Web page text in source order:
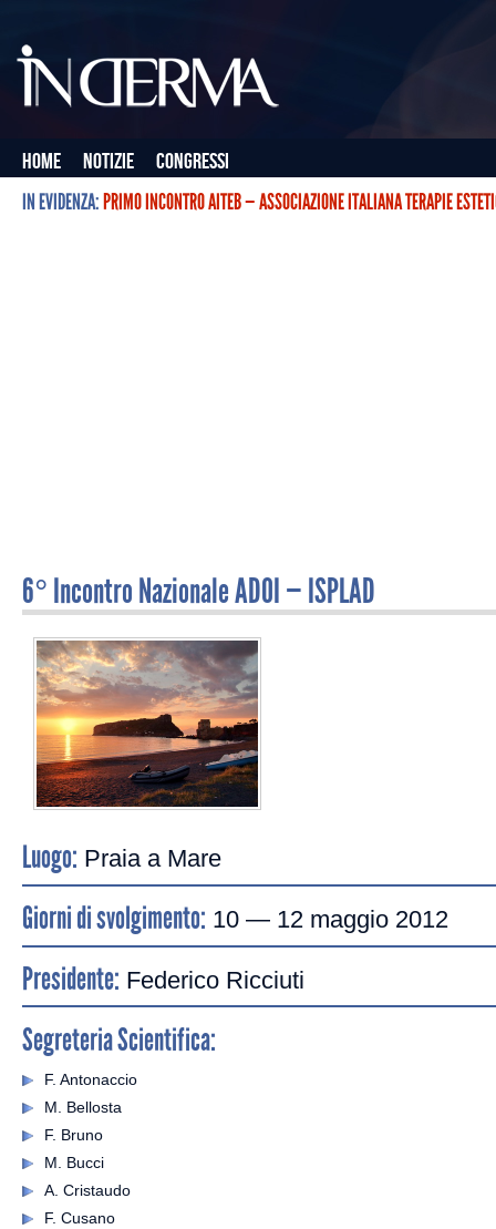
Home Notizie
Congressi
IN EVIDENZA:PRIMO INCONTRO AITEB — ASSOCIAZIONE ITALIANA TERAPIE
6° Incontro Nazionale ADOI — ISPLAD
Luogo: Praia a Mare
Giorni di svolgimento: 10 — 12 maggio 2012
Presidente: Federico Ricciuti
Segreteria Scientifica:
F. Antonaccio
M. Bellosta
F. Bruno
M. Bucci
A. Cristaudo
F. Cusano